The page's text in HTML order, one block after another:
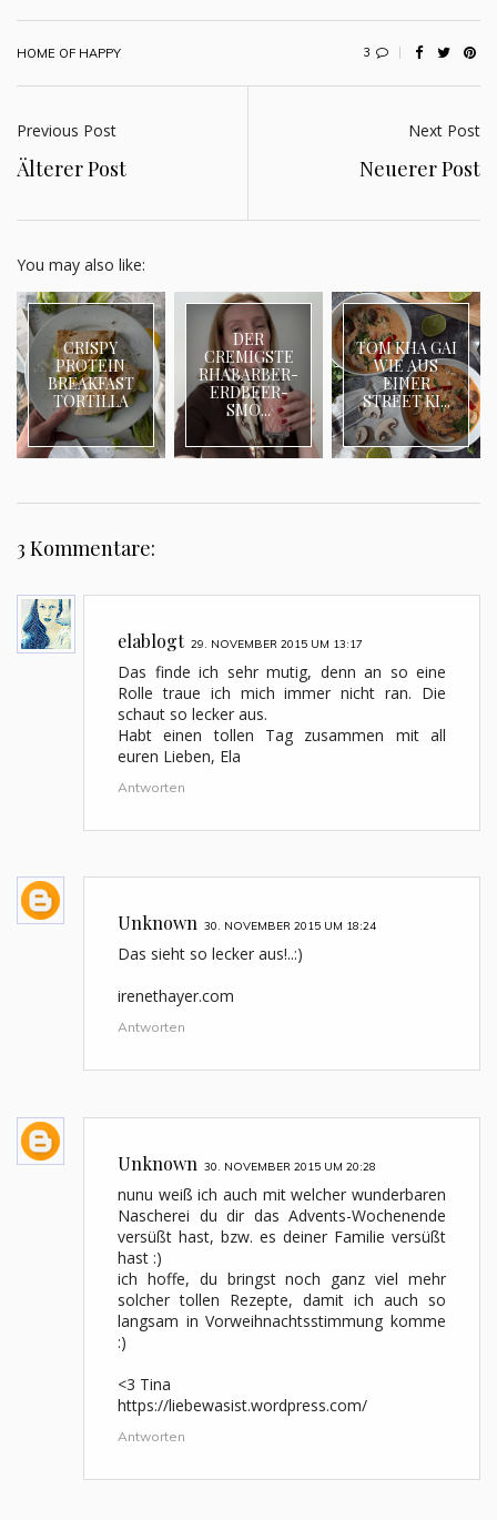
HOME OF HAPPY 3
Previous Post
Älterer Post
Next Post
Neuerer Post
You may also like:
CRISPY
PROTEIN
BREAKFAST
TORTILLA
DER
CREMIGSTE
RHABARBER-
ERDBEER-
SMO...
TOM KHA GAI
WIE AUS
EINER
STREET KI...
3 Kommentare:
elablogt 29. NOVEMBER 2015 UM 13:17
Das finde ich sehr mutig, denn an so eine
Rolle traue ich mich immer nicht ran. Die
schaut so lecker aus.
Habt einen tollen Tag zusammen mit all
euren Lieben, Ela
Antworten
Unknown 30. NOVEMBER 2015 UM 18:24
Das sieht so lecker aus!..:)
irenethayer.com
Antworten
Unknown 30. NOVEMBER 2015 UM 20:28
nunu weiß ich auch mit welcher wunderbaren
Nascherei du dir das Advents-Wochenende
versüßt hast, bzw. es deiner Familie versüßt
hast :)
ich hoffe, du bringst noch ganz viel mehr
solcher tollen Rezepte, damit ich auch so
langsam in Vorweihnachtsstimmung komme
:)
<3 Tina
https://liebewasist.wordpress.com/
Antworten